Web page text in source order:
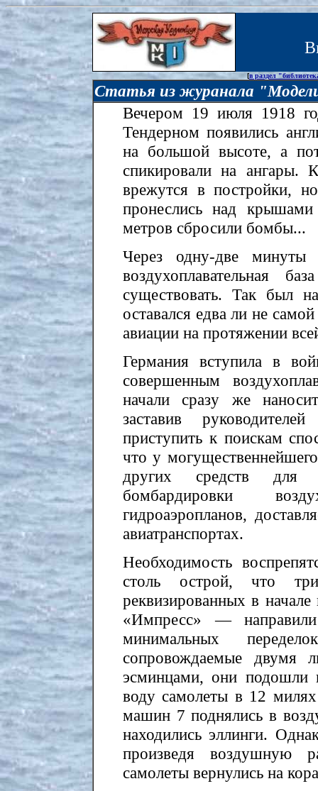
[в раздел
Статья из журанала
Вечером 19 июля 1918
Тендерном появились
на большой высоте, а
спикировали на
врежутся в постройки,
пронеслись над
метров сбросили бомбы...
Через одну-две
воздухоплавательная
существовать. Так был
оставался едва ли не
авиации на протяжении
Германия вступила в
совершенным
начали сразу же
заставив
приступить к поискам
что у
других средств для
бомбардировки
гидроаэропланов,
авиатранспортах.
Необходимость
столь острой, что
реквизированных в
«Импресс» —
минимальных
сопровождаемые двумя
эсминцами, они подошли
воду самолеты в 12 милях
машин 7 поднялись в
находились эллинги.
произведя воздушную
самолеты вернулись на